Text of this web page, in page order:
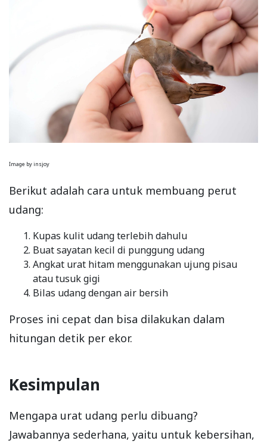
Image by insjoy
Berikut adalah cara untuk membuang perut
udang:
Kupas kulit udang terlebih dahulu
Buat sayatan kecil di punggung udang
Angkat urat hitam menggunakan ujung pisau
atau tusuk gigi
Bilas udang dengan air bersih
Proses ini cepat dan bisa dilakukan dalam
hitungan detik per ekor.
Kesimpulan
Mengapa urat udang perlu dibuang?
Jawabannya sederhana, yaitu untuk kebersihan,